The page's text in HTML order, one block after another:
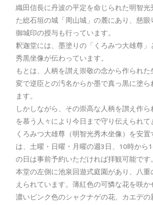
織田信長に丹波の平定を命じられた明智光
た総石垣の城「周山城」の麓にあり、慈眼
御城印の授与も行っています。
釈迦堂には、墨塗りの「くろみつ大雄尊」
秀黒坐像が伝わっています。
もとは、人柄を讃え崇敬の念から作られ
変で逆臣との汚名からか墨で真っ黒に塗ら
ます。
しかしながら、その崇高な人柄を讃え作
を慕う人々により今日まで守り伝えられて
くろみつ大雄尊（明智光秀木坐像）を安置
は、土曜・日曜・月曜の週3日、10時から
の日は事前予約いただければ拝観可能です。
本堂の左側に池泉回遊式庭園があり、八重
えられています。薄紅色の可憐な花を咲か
濃いピンク色のシャクナゲの花、カエデの